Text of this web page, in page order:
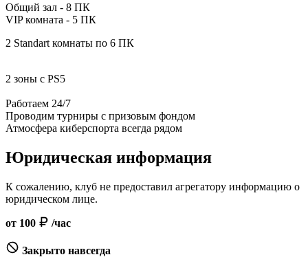
Общий зал - 8 ПК
VIP комната - 5 ПК
2 Standart комнаты по 6 ПК
2 зоны с PS5
Работаем 24/7
Проводим турниры с призовым фондом
Атмосфера киберспорта всегда рядом
Юридическая информация
К сожалению, клуб не предоставил агрегатору информацию о
юридическом лице.
от 100 /час
Закрыто навсегда